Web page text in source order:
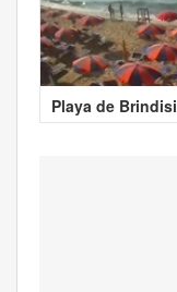
Playa de Brindisi